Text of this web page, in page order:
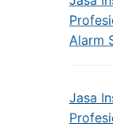
Alarm
Jasa